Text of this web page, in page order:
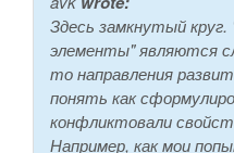
Здесь замкнутый
элементы" являются
то направления
понять как
конфликтовали
Например, как мои